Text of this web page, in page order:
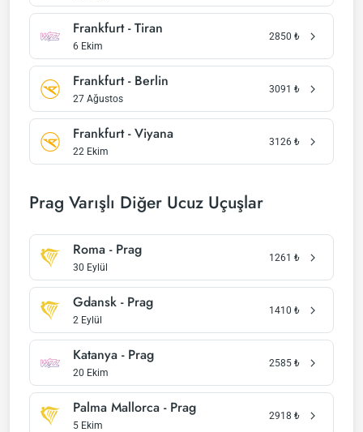
Frankfurt - Tiran
6 Ekim
2850 ₺
Frankfurt - Berlin
27 Ağustos
3091 ₺
Frankfurt - Viyana
22 Ekim
3126 ₺
Prag Varışlı Diğer Ucuz Uçuşlar
Roma - Prag
30 Eylül
1261 ₺
Gdansk - Prag
2 Eylül
1410 ₺
Katanya - Prag
20 Ekim
2585 ₺
Palma Mallorca - Prag
5 Ekim
2918 ₺